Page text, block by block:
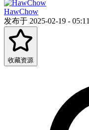
HawChow
发布于 2025-02-19 - 05:11
收藏资源